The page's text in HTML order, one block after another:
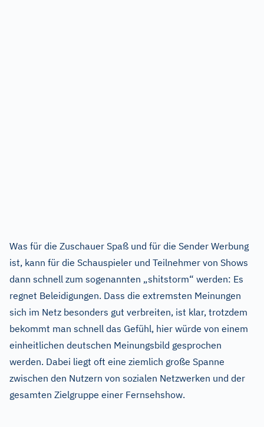
Was für die Zuschauer Spaß und für die Sender Werbung
ist, kann für die Schauspieler und Teilnehmer von Shows
dann schnell zum sogenannten „shitstorm“ werden: Es
regnet Beleidigungen. Dass die extremsten Meinungen
sich im Netz besonders gut verbreiten, ist klar, trotzdem
bekommt man schnell das Gefühl, hier würde von einem
einheitlichen deutschen Meinungsbild gesprochen
werden. Dabei liegt oft eine ziemlich große Spanne
zwischen den Nutzern von sozialen Netzwerken und der
gesamten Zielgruppe einer Fernsehshow.